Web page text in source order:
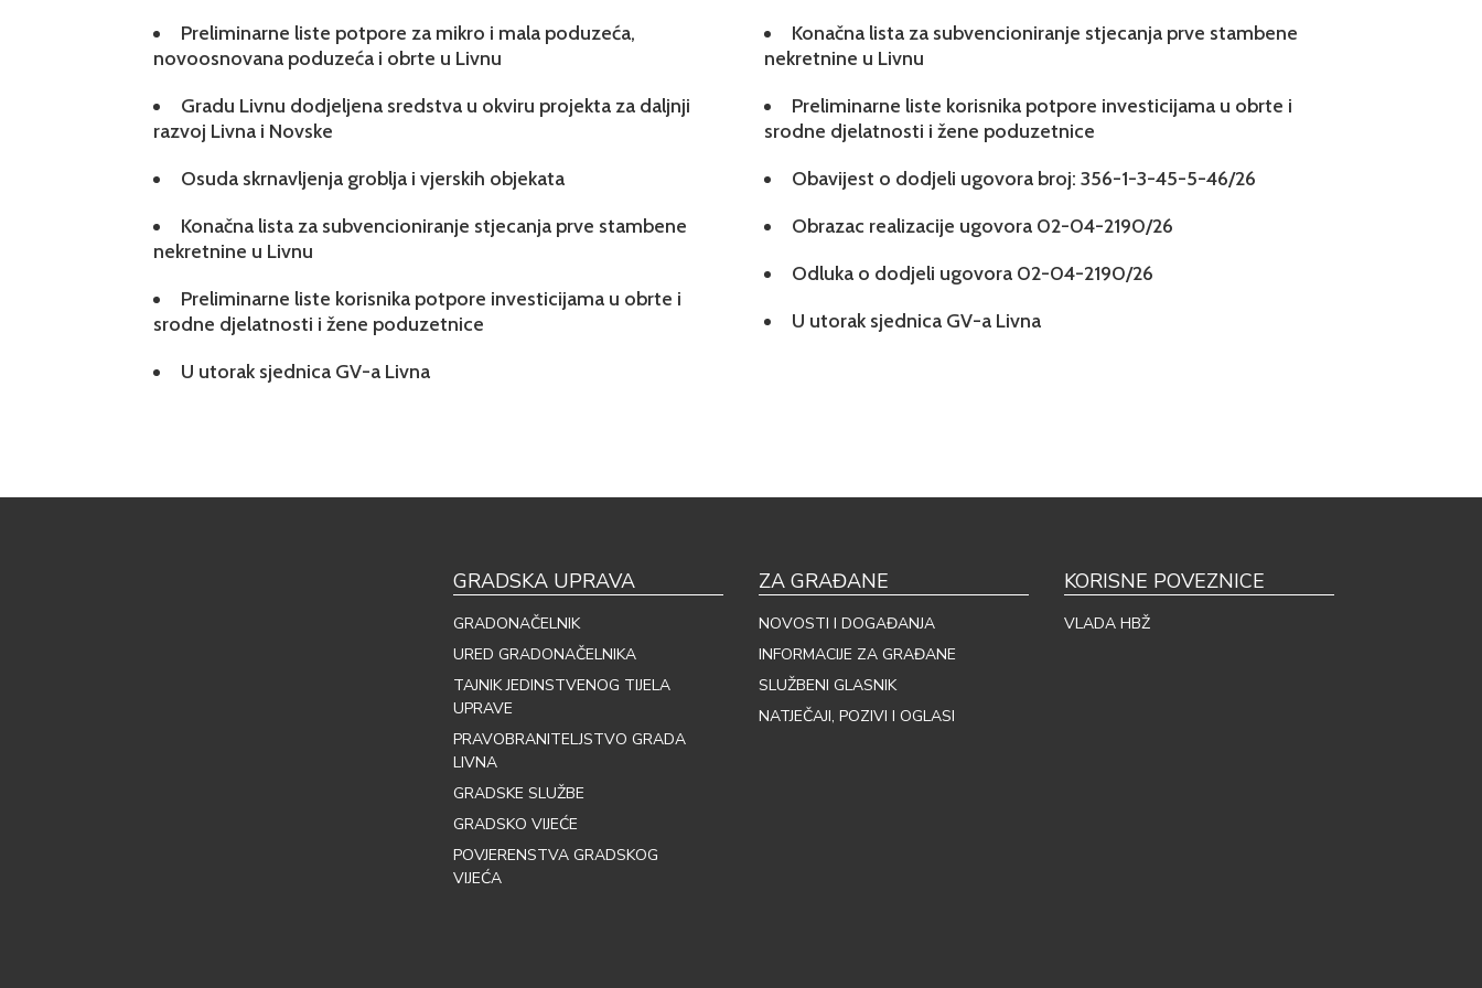
Preliminarne liste potpore za mikro i mala poduzeća,
novoosnovana poduzeća i obrte u Livnu
Gradu Livnu dodjeljena sredstva u okviru projekta za daljnji
razvoj Livna i Novske
Osuda skrnavljenja groblja i vjerskih objekata
Konačna lista za subvencioniranje stjecanja prve stambene
nekretnine u Livnu
Preliminarne liste korisnika potpore investicijama u obrte i
srodne djelatnosti i žene poduzetnice
U utorak sjednica GV-a Livna
Konačna lista za subvencioniranje stjecanja prve stambene
nekretnine u Livnu
Preliminarne liste korisnika potpore investicijama u obrte i
srodne djelatnosti i žene poduzetnice
Obavijest o dodjeli ugovora broj: 356-1-3-45-5-46/26
Obrazac realizacije ugovora 02-04-2190/26
Odluka o dodjeli ugovora 02-04-2190/26
U utorak sjednica GV-a Livna
GRADSKA UPRAVA
GRADONAČELNIK
URED GRADONAČELNIKA
TAJNIK JEDINSTVENOG TIJELA
UPRAVE
PRAVOBRANITELJSTVO GRADA
LIVNA
GRADSKE SLUŽBE
GRADSKO VIJEĆE
POVJERENSTVA GRADSKOG
VIJEĆA
ZA GRAĐANE
NOVOSTI I DOGAĐANJA
INFORMACIJE ZA GRAĐANE
SLUŽBENI GLASNIK
NATJEČAJI, POZIVI I OGLASI
KORISNE POVEZNICE
VLADA HBŽ